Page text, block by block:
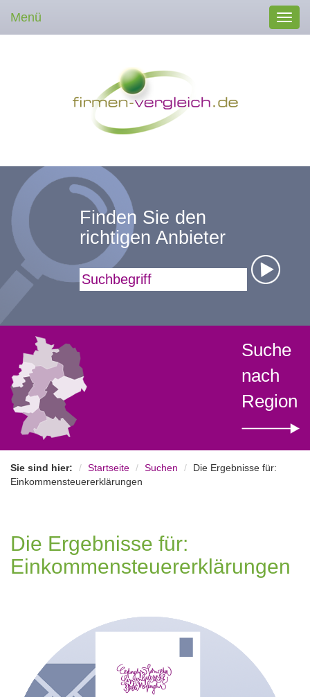
Menü
Finden Sie den
richtigen Anbieter
Suchbegriff
Suche
nach
Region
Sie sind hier: Startseite Suchen
Die Ergebnisse für:
Einkommensteuererklärungen
Die Ergebnisse für:
Einkommensteuererklärungen